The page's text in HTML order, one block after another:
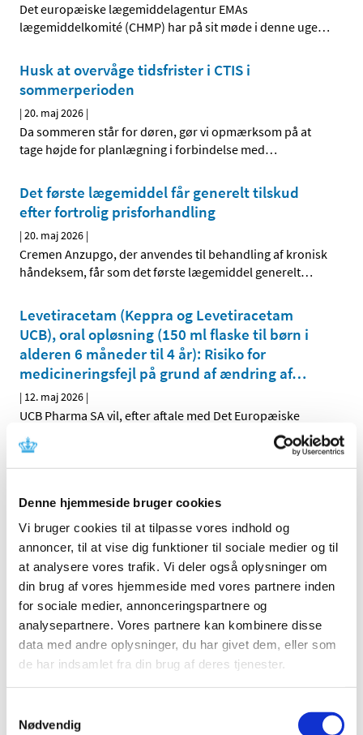
Denne hjemmeside bruger cookies
Vi bruger cookies til at tilpasse vores indhold og
annoncer, til at vise dig funktioner til sociale medier og til
at analysere vores trafik. Vi deler også oplysninger om
din brug af vores hjemmeside med vores partnere inden
for sociale medier, annonceringspartnere og
analysepartnere. Vores partnere kan kombinere disse
data med andre oplysninger, du har givet dem, eller som
de har indsamlet fra din brug af deres tjenester.
Nødvendig
Det europæiske lægemiddelagentur EMAs
lægemiddelkomité (CHMP) har på sit møde i denne uge…
Husk at overvåge tidsfrister i CTIS i
sommerperioden
|20. maj 2026 |
Da sommeren står for døren, gør vi opmærksom på at
tage højde for planlægning i forbindelse med…
Det første lægemiddel får generelt tilskud
efter fortrolig prisforhandling
|20. maj 2026 |
Cremen Anzupgo, der anvendes til behandling af kronisk
håndeksem, får som det første lægemiddel generelt…
Levetiracetam (Keppra og Levetiracetam
UCB), oral opløsning (150 ml flaske til børn i
alderen 6 måneder til 4 år): Risiko for
medicineringsfejl på grund af ændring af…
| 12. maj 2026 |
UCB Pharma SA vil, efter aftale med Det Europæiske
Lægemiddelagentur (EMA) og Lægemiddelstyrelsen, …
levermonitorering grundet tilfælde af alvorlig
leverskade
12. maj 2026
Angelini Pharma S.p.A., vil efter aftale med Det
Europæiske Lægemiddelagentur (EMA) og…
Ændringer i tilskud til ibuprofen og naproxen i
flydende form
|7. maj 2026|